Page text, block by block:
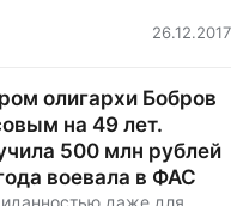
26.12.2017
олигархи Бобров
на 49 лет.
500 млн рублей
воевала в ФАС